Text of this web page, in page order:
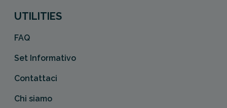
UTILITIES
FAQ
Set Informativo
Contattaci
Chi siamo